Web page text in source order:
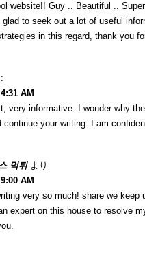
website!! Guy .. Beautiful ..
glad to seek out a lot of useful
in this regard, thank you
AM
very informative. I wonder why
your writing. I am
먹튀 より:
AM
very so much! share we
expert on this house to resolve